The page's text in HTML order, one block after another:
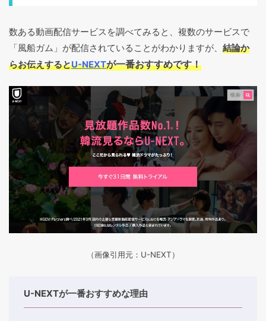
数ある動画配信サービスを調べてみると、複数のサービスで
「風船ガム」が配信されていることがわかりますが、 結論か
らお伝えするとU-NEXTが一番おすすめです！
（画像引用元：U-NEXT）
U-NEXTが一番おすすめな理由